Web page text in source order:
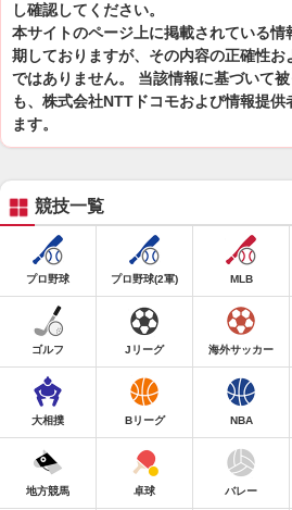
し確認してください。
本サイトのページ上に掲載されている
期しておりますが、その内容の正確性
ではありません。 当該情報に基づいて
も、株式会社NTTドコモおよび情報提
ます。
競技一覧
プロ野球 プロ野球(2軍) MLB
ゴルフ Jリーグ 海外サッカー
大相撲 Bリーグ NBA
地方競馬 卓球 バレー